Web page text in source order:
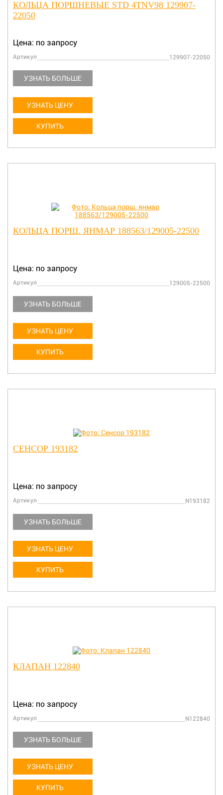
КОЛЬЦА ПОРШНЕВЫЕ STD 4TNV98 129907-
22050
Цена: по запросу
Артикул 129907-22050
УЗНАТЬ БОЛЬШЕ
УЗНАТЬ ЦЕНУ
КУПИТЬ
КОЛЬЦА ПОРШ. ЯНМАР 188563/129005-22500
Цена: по запросу
Артикул 129005-22500
УЗНАТЬ БОЛЬШЕ
УЗНАТЬ ЦЕНУ
КУПИТЬ
СЕНСОР 193182
Цена: по запросу
Артикул N193182
УЗНАТЬ БОЛЬШЕ
УЗНАТЬ ЦЕНУ
КУПИТЬ
КЛАПАН 122840
Цена: по запросу
Артикул N122840
УЗНАТЬ БОЛЬШЕ
УЗНАТЬ ЦЕНУ
КУПИТЬ